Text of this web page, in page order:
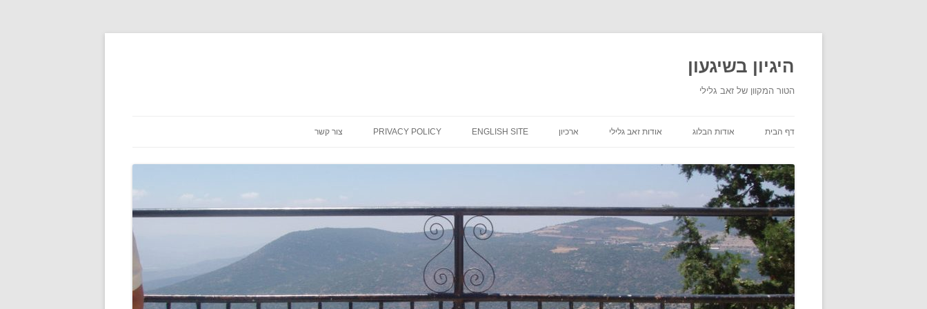
היגיון בשיגעון
הטור המקוון של זאב גלילי
דף הבית אודות הבלוג אודות זאב גלילי ארכיון ENGLISH SITE
PRIVACY POLICY צור קשר